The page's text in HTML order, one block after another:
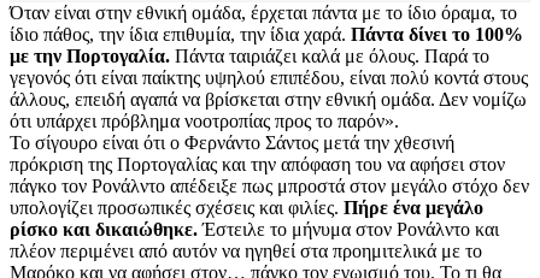
Όταν είναι στην εθνική ομάδα, έρχεται πάντα με το ίδιο όραμα, το
ίδιο πάθος, την ίδια επιθυμία, την ίδια χαρά. Πάντα δίνει το 100%
με την Πορτογαλία. Πάντα ταιριάζει καλά με όλους. Παρά το
γεγονός ότι είναι παίκτης υψηλού επιπέδου, είναι πολύ κοντά στους
άλλους, επειδή αγαπά να βρίσκεται στην εθνική ομάδα. Δεν νομίζω
ότι υπάρχει πρόβλημα νοοτροπίας προς το παρόν».
Το σίγουρο είναι ότι ο Φερνάντο Σάντος μετά την χθεσινή
πρόκριση της Πορτογαλίας και την απόφαση του να αφήσει στον
πάγκο τον Ρονάλντο απέδειξε πως μπροστά στον μεγάλο στόχο δεν
υπολογίζει προσωπικές σχέσεις και φιλίες. Πήρε ένα μεγάλο
ρίσκο και δικαιώθηκε.Έστειλε το μήνυμα στον Ρονάλντο και
πλέον περιμένει από αυτόν να ηγηθεί στα προημιτελικά με το
Μαρόκο και να αφήσει στον… πάγκο τον εγωισμό του. Το τι θα